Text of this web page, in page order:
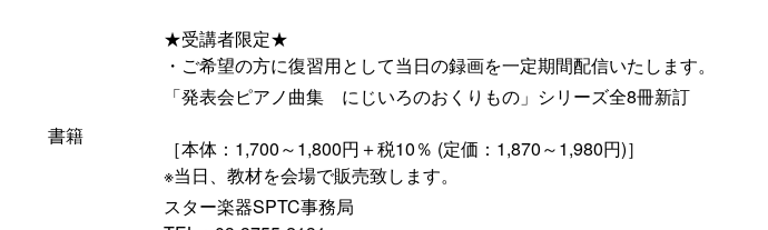
★受講者限定★
・ご希望の方に復習用として当日の録画を一定期間配信いたします。
書籍
「発表会ピアノ曲集 にじいろのおくりもの」シリーズ全8冊新訂
［本体：1,700～1,800円＋税10％ (定価：1,870～1,980円)］
※当日、教材を会場で販売致します。
スター楽器SPTC事務局